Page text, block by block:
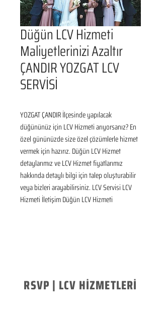
Düğün LCV Hizmeti
Maliyetlerinizi Azaltır
ÇANDIR YOZGAT LCV
SERVİSİ
YOZGAT ÇANDIR İlçesinde yapılacak
düğününüz için LCV Hizmeti arıyorsanız? En
özel gününüzde size özel çözümlerle hizmet
vermek için hazırız. Düğün LCV Hizmet
detaylarımız ve LCV Hizmet fiyatlarımız
hakkında detaylı bilgi için talep oluşturabilir
veya bizleri arayabilirsiniz. LCV Servisi LCV
Hizmeti İletişim Düğün LCV Hizmeti
RSVP | LCV HİZMETLERİ